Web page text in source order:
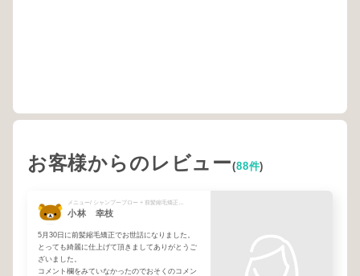
お客様からのレビュー(88件)
小林 幸枝
5月30日に前髪縮毛矯正でお世話になりました。
とっても綺麗に仕上げて頂きましてありがとうご
ざいました。
コメント欄をみていなかったのでおそくのコメン